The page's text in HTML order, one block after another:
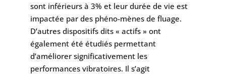
sont inférieurs à 3% et leur durée de vie est
impactée par des phéno-mènes de fluage.
D’autres dispositifs dits « actifs » ont
également été étudiés permettant
d’améliorer significativement les
performances vibratoires. Il s’agit